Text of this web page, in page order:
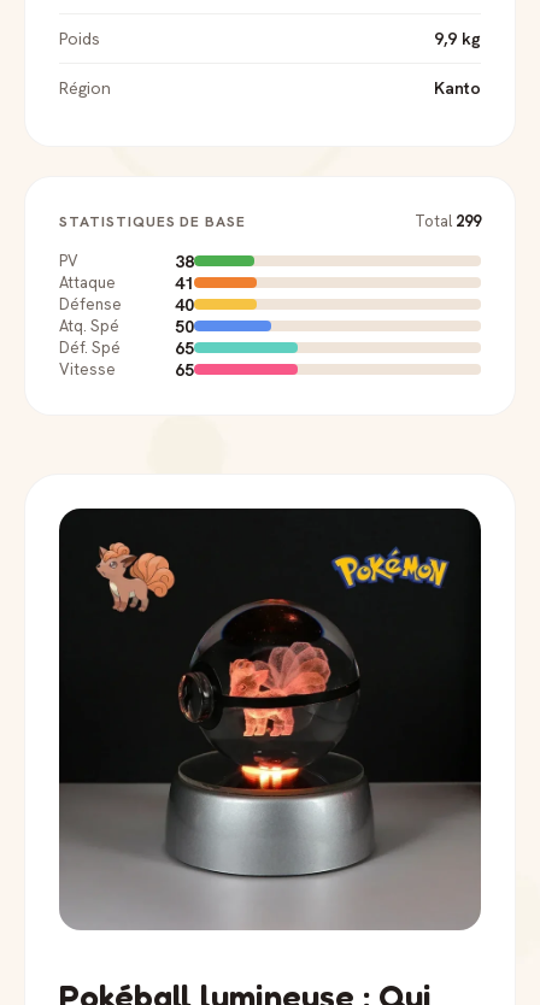
Poids 9,9 kg
Région Kanto
STATISTIQUES DE BASE Total 299
PV
38
Attaque 41
Défense 40
Atq. Spé 50
Déf. Spé 65
Vitesse 65
Pokéball lumineuse : Qui